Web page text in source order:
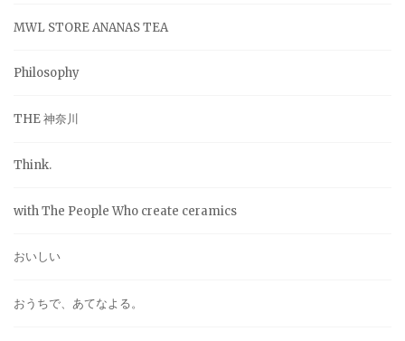
MWL STORE ANANAS TEA
Philosophy
THE 神奈川
Think.
with The People Who create ceramics
おいしい
おうちで、あてなよる。